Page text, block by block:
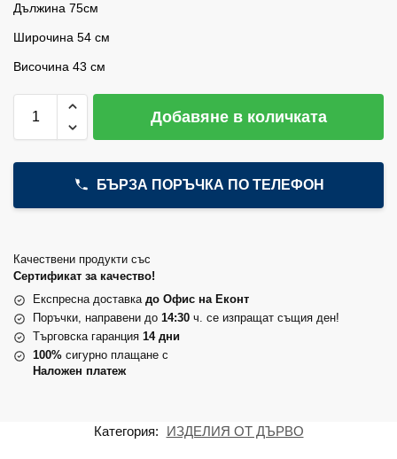
Дължина 75см
Широчина 54 см
Височина 43 см
Добавяне в количката
БЪРЗА ПОРЪЧКА ПО ТЕЛЕФОН
Качествени продукти със
Сертификат за качество!
Експресна доставка до Офис на Еконт
Поръчки, направени до 14:30 ч. се изпращат същия ден!
Търговска гаранция 14 дни
100% сигурно плащане с
Наложен платеж
Категория: ИЗДЕЛИЯ ОТ ДЪРВО